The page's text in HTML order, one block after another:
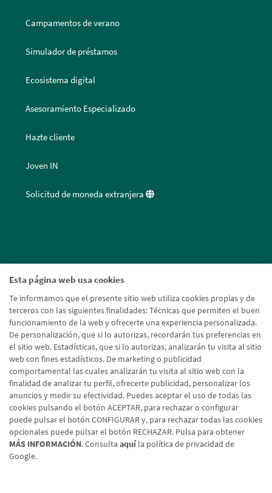
Esta página web usa cookies
Te informamos que el presente sitio web utiliza cookies propias y de
terceros con las siguientes finalidades: Técnicas que permiten el buen
funcionamiento de la web y ofrecerte una experiencia personalizada.
De personalización, que si lo autorizas, recordarán tus preferencias en
el sitio web. Estadísticas, que si lo autorizas, analizarán tu visita al sitio
web con fines estadísticos. De marketing o publicidad
comportamental las cuales analizarán tu visita al sitio web con la
finalidad de analizar tu perfil, ofrecerte publicidad, personalizar los
anuncios y medir su efectividad. Puedes aceptar el uso de todas las
cookies pulsando el botón ACEPTAR, para rechazar o configurar
puede pulsar el botón CONFIGURAR y, para rechazar todas las cookies
opcionales puede pulsar el botón RECHAZAR. Pulsa para obtener
MÁS INFORMACIÓN. Consulta aquíla política de privacidad de
Google.
Campamentos de verano
Simulador de préstamos
Ecosistema digital
Asesoramiento Especializado
Hazte cliente
Joven IN
Solicitud de moneda extranjera
Aviso legal